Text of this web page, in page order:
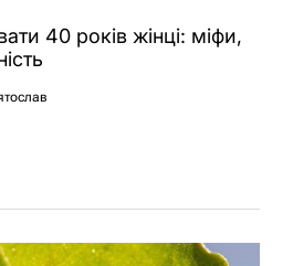
40 років жінці: міфи,